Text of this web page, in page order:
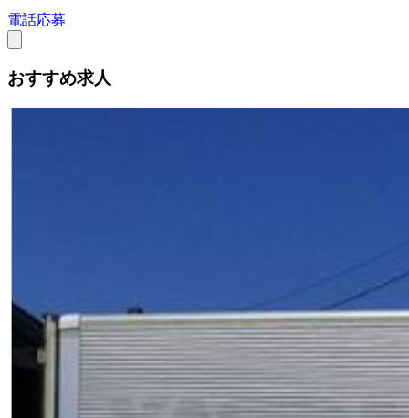
電話応募
おすすめ求人